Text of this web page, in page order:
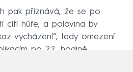
pak přiznává, že se po
cítí hůře, a polovina by
vycházení“, tedy omezení
po 22. hodině.